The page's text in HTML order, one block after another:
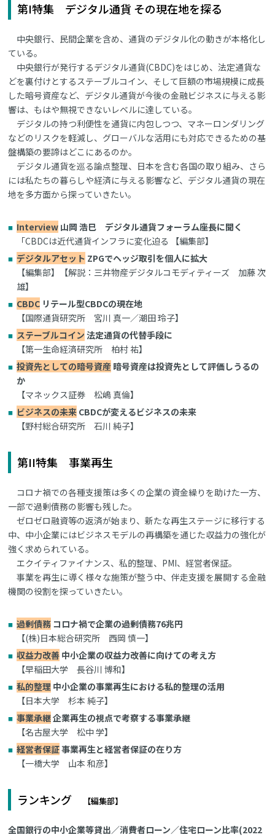
第I特集 デジタル通貨 その現在地を探る
中央銀行、民間企業を含め、通貨のデジタル化の動きが本格化し
ている。
中央銀行が発行するデジタル通貨(CBDC)をはじめ、法定通貨な
どを裏付けとするステーブルコイン、そして巨額の市場規模に成長
した暗号資産など、デジタル通貨が今後の金融ビジネスに与える影
響は、もはや無視できないレベルに達している。
デジタルの持つ利便性を通貨に内包しつつ、マネーロンダリング
などのリスクを軽減し、グローバルな活用にも対応できるための基
盤構築の要諦はどこにあるのか。
デジタル通貨を巡る論点整理、日本を含む各国の取り組み、さら
には私たちの暮らしや経済に与える影響など、デジタル通貨の現在
地を多方面から探っていきたい。
Interview 山岡 浩巳 デジタル通貨フォーラム座長に聞く
「CBDCは近代通貨インフラに変化迫る 【編集部】
デジタルアセット ZPGでヘッジ取引を個人に拡大
【編集部】【解説：三井物産デジタルコモディティーズ 加藤 次
雄】
CBDC リテール型CBDCの現在地
【国際通貨研究所 宮川 真一／潮田 玲子】
ステーブルコイン 法定通貨の代替手段に
【第一生命経済研究所 柏村 祐】
投資先としての暗号資産 暗号資産は投資先として評価しうるの
か
【マネックス証券 松嶋 真倫】
ビジネスの未来 CBDCが変えるビジネスの未来
【野村総合研究所 石川 純子】
第II特集 事業再生
コロナ禍での各種支援策は多くの企業の資金繰りを助けた一方、
一部で過剰債務の影響も残した。
ゼロゼロ融資等の返済が始まり、新たな再生ステージに移行する
中、中小企業にはビジネスモデルの再構築を通じた収益力の強化が
強く求められている。
エクイティファイナンス、私的整理、PMI、経営者保証。
事業を再生に導く様々な施策が整う中、伴走支援を展開する金融
機関の役割を探っていきたい。
過剰債務 コロナ禍で企業の過剰債務76兆円
【(株)日本総合研究所 西岡 慎一】
収益力改善 中小企業の収益力改善に向けての考え方
【早稲田大学 長谷川 博和】
私的整理 中小企業の事業再生における私的整理の活用
【日本大学 杉本 純子】
事業承継企業再生の視点で考察する事業承継
【名古屋大学 松中 学】
経営者保証事業再生と経営者保証の在り方
【一橋大学 山本 和彦】
ランキング 【編集部】
全国銀行の中小企業等貸出／消費者ローン／住宅ローン比率(2022